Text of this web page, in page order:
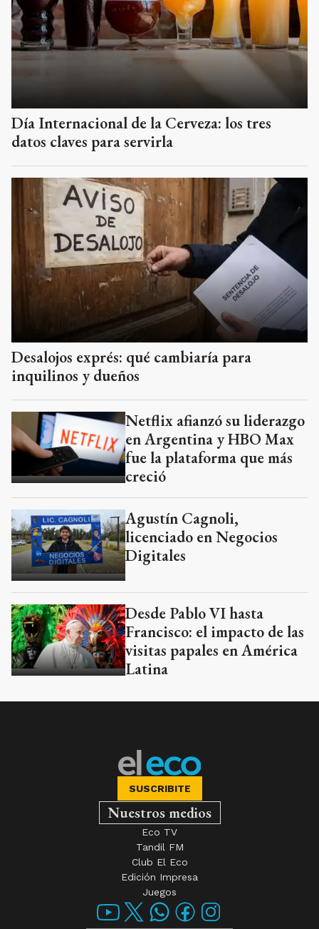
Día Internacional de la Cerveza: los tres
datos claves para servirla
Desalojos exprés: qué cambiaría para
inquilinos y dueños
Netflix afianzó su liderazgo
en Argentina y HBO Max
fue la plataforma que más
creció
Agustín Cagnoli,
licenciado en Negocios
Digitales
Desde Pablo VI hasta
Francisco: el impacto de las
visitas papales en América
Latina
SUSCRIBITE
Nuestros medios
Eco TV
Tandil FM
Club El Eco
Edición Impresa
Juegos